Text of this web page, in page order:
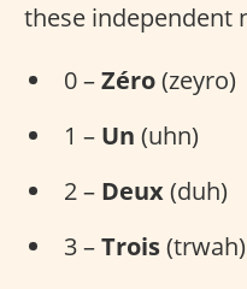
these independent
0 –Zéro(zeyro)
1 – Un (uhn)
2 – Deux(duh)
3 –Trois(trwah)